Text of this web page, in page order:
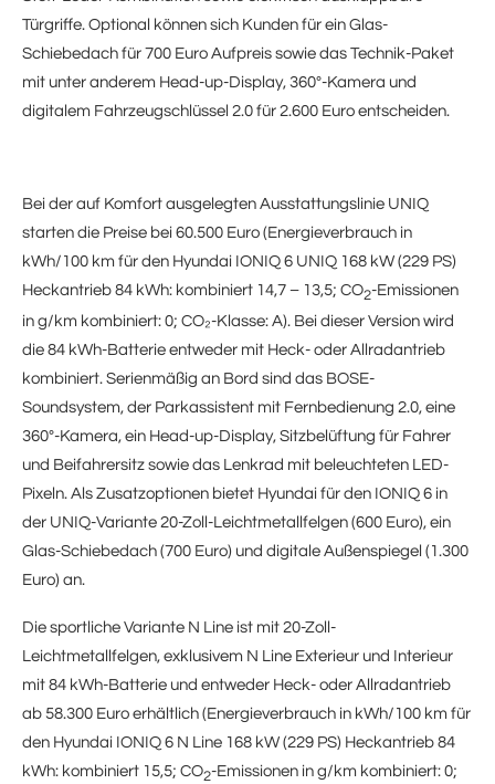
Türgriffe. Optional können sich Kunden für ein Glas-
Schiebedach für 700 Euro Aufpreis sowie das Technik-Paket
mit unter anderem Head-up-Display, 360°-Kamera und
digitalem Fahrzeugschlüssel 2.0 für 2.600 Euro entscheiden.
Bei der auf Komfort ausgelegten Ausstattungslinie UNIQ
starten die Preise bei 60.500 Euro (Energieverbrauch in
kWh/100 km für den Hyundai IONIQ 6 UNIQ 168 kW (229 PS)
Heckantrieb 84 kWh: kombiniert 14,7 – 13,5; CO2-Emissionen
in g/km kombiniert: 0; CO₂-Klasse: A). Bei dieser Version wird
die 84 kWh-Batterie entweder mit Heck- oder Allradantrieb
kombiniert. Serienmäßig an Bord sind das BOSE-
Soundsystem, der Parkassistent mit Fernbedienung 2.0, eine
360°-Kamera, ein Head-up-Display, Sitzbelüftung für Fahrer
und Beifahrersitz sowie das Lenkrad mit beleuchteten LED-
Pixeln. Als Zusatzoptionen bietet Hyundai für den IONIQ 6 in
der UNIQ-Variante 20-Zoll-Leichtmetallfelgen (600 Euro), ein
Glas-Schiebedach (700 Euro) und digitale Außenspiegel (1.300
Euro) an.
Die sportliche Variante N Line ist mit 20-Zoll-
Leichtmetallfelgen, exklusivem N Line Exterieur und Interieur
mit 84 kWh-Batterie und entweder Heck- oder Allradantrieb
ab 58.300 Euro erhältlich (Energieverbrauch in kWh/100 km für
den Hyundai IONIQ 6 N Line 168 kW (229 PS) Heckantrieb 84
kWh: kombiniert 15,5; CO2-Emissionen in g/km kombiniert: 0;